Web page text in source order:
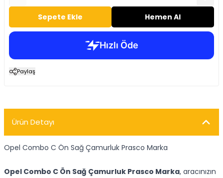
Sepete Ekle Hemen Al
Paylaş
Ürün Detayı
Opel Combo C Ön Sağ Çamurluk Prasco Marka
Opel Combo C Ön Sağ Çamurluk Prasco Marka, aracınızın